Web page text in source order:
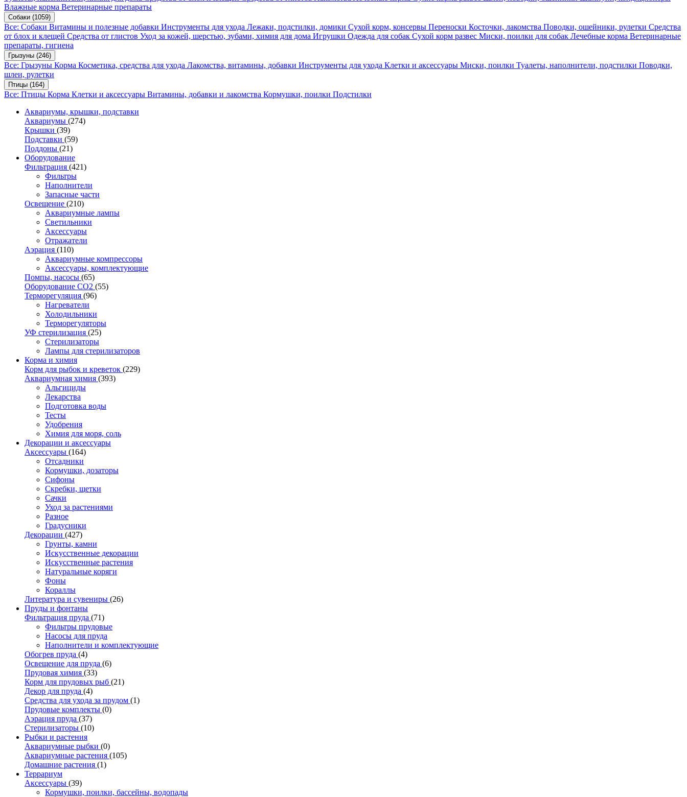
Влажные корма Ветеринарные препараты
Собаки (1059)
Все: Собаки Витамины и полезные добавки Инструменты для ухода Лежаки, подстилки, домики Сухой корм, консервы Переноски Косточки, лакомства Поводки, ошейники, рулетки Средства
от блох и клещей Средства от глистов Уход за кожей, шерстью, зубами, химия для дома Игрушки Одежда для собак Сухой корм развес Миски, поилки для собак Лечебные корма Ветеринарные
препараты, гигиена
Грызуны (246)
Все: Грызуны Корма Косметика, средства для ухода Лакомства, витамины, добавки Инструменты для ухода Клетки и аксессуары Миски, поилки Туалеты, наполнители, подстилки Поводки,
шлеи, рулетки
Птицы (164)
Все: Птицы Корма Клетки и аксессуары Витамины, добавки и лакомства Кормушки, поилки Подстилки
Аквариумы, крышки, подставки
Аквариумы (274)
Крышки (39)
Подставки (59)
Поддоны (21)
Оборудование
Фильтрация (421)
Фильтры
Наполнители
Запасные части
Освещение (210)
Аквариумные лампы
Светильники
Аксессуары
Отражатели
Аэрация (110)
Аквариумные компрессоры
Аксессуары, комплектующие
Помпы, насосы (65)
Оборудование CO2 (55)
Терморегуляция (96)
Нагреватели
Холодильники
Терморегуляторы
УФ стерилизация (25)
Стерилизаторы
Лампы для стерилизаторов
Корма и химия
Корм для рыбок и креветок (229)
Аквариумная химия (393)
Альгициды
Лекарства
Подготовка воды
Тесты
Удобрения
Химия для моря, соль
Декорации и аксессуары
Аксессуары (164)
Отсадники
Кормушки, дозаторы
Сифоны
Скребки, щетки
Сачки
Уход за растениями
Разное
Градусники
Декорации (427)
Грунты, камни
Искусственные декорации
Искусственные растения
Натуральные коряги
Фоны
Кораллы
Литература и сувениры (26)
Пруды и фонтаны
Фильтрация пруда (71)
Фильтры прудовые
Насосы для пруда
Наполнители и комплектующие
Обогрев пруда (4)
Освещение для пруда (6)
Прудовая химия (33)
Корм для прудовых рыб (21)
Декор для пруда (4)
Средства для ухода за прудом (1)
Прудовые комплекты (0)
Аэрация пруда (37)
Стерилизаторы (10)
Рыбки и растения
Аквариумные рыбки (0)
Аквариумные растения (105)
Домашние растения (1)
Террариум
Аксессуары (39)
Кормушки, поилки, бассейны, водопады